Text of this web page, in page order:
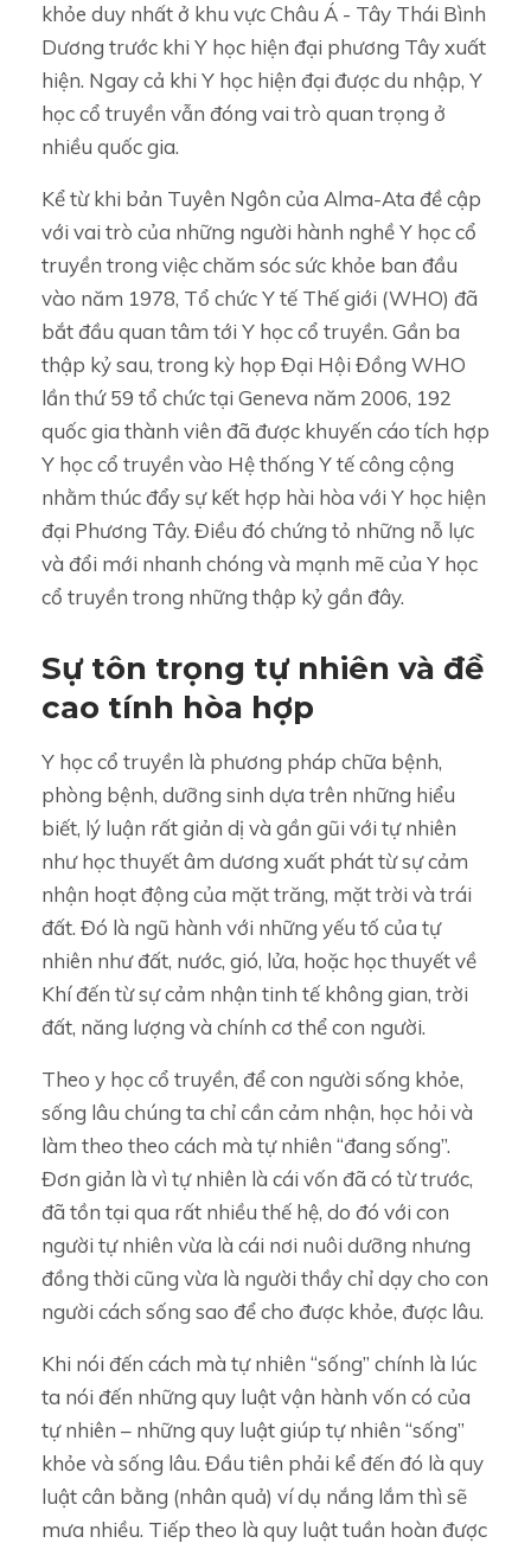
khỏe duy nhất ở khu vực Châu Á - Tây Thái Bình
Dương trước khi Y học hiện đại phương Tây xuất
hiện. Ngay cả khi Y học hiện đại được du nhập, Y
học cổ truyền vẫn đóng vai trò quan trọng ở
nhiều quốc gia.
Kể từ khi bản Tuyên Ngôn của Alma-Ata đề cập
với vai trò của những người hành nghề Y học cổ
truyền trong việc chăm sóc sức khỏe ban đầu
vào năm 1978, Tổ chức Y tế Thế giới (WHO) đã
bắt đầu quan tâm tới Y học cổ truyền. Gần ba
thập kỷ sau, trong kỳ họp Đại Hội Đồng WHO
lần thứ 59 tổ chức tại Geneva năm 2006, 192
quốc gia thành viên đã được khuyến cáo tích hợp
Y học cổ truyền vào Hệ thống Y tế công cộng
nhằm thúc đẩy sự kết hợp hài hòa với Y học hiện
đại Phương Tây. Điều đó chứng tỏ những nỗ lực
và đổi mới nhanh chóng và mạnh mẽ của Y học
cổ truyền trong những thập kỷ gần đây.
Sự tôn trọng tự nhiên và đề
cao tính hòa hợp
Y học cổ truyền là phương pháp chữa bệnh,
phòng bệnh, dưỡng sinh dựa trên những hiểu
biết, lý luận rất giản dị và gần gũi với tự nhiên
như học thuyết âm dương xuất phát từ sự cảm
nhận hoạt động của mặt trăng, mặt trời và trái
đất. Đó là ngũ hành với những yếu tố của tự
nhiên như đất, nước, gió, lửa, hoặc học thuyết về
Khí đến từ sự cảm nhận tinh tế không gian, trời
đất, năng lượng và chính cơ thể con người.
Theo y học cổ truyền, để con người sống khỏe,
sống lâu chúng ta chỉ cần cảm nhận, học hỏi và
làm theo theo cách mà tự nhiên “đang sống”.
Đơn giản là vì tự nhiên là cái vốn đã có từ trước,
đã tồn tại qua rất nhiều thế hệ, do đó với con
người tự nhiên vừa là cái nơi nuôi dưỡng nhưng
đồng thời cũng vừa là người thầy chỉ dạy cho con
người cách sống sao để cho được khỏe, được lâu.
Khi nói đến cách mà tự nhiên “sống” chính là lúc
ta nói đến những quy luật vận hành vốn có của
tự nhiên – những quy luật giúp tự nhiên “sống”
khỏe và sống lâu. Đầu tiên phải kể đến đó là quy
luật cân bằng (nhân quả) ví dụ nắng lắm thì sẽ
mưa nhiều. Tiếp theo là quy luật tuần hoàn được